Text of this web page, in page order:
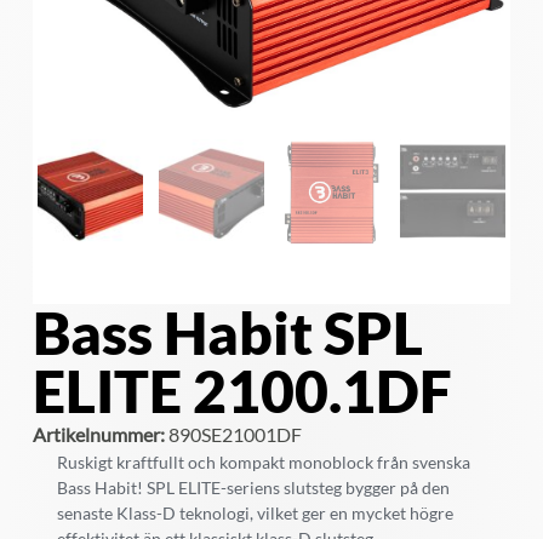
Bass Habit SPL
ELITE 2100.1DF
Artikelnummer:890SE21001DF
Ruskigt kraftfullt och kompakt monoblock från svenska
Bass Habit! SPL ELITE-seriens slutsteg bygger på den
senaste Klass-D teknologi, vilket ger en mycket högre